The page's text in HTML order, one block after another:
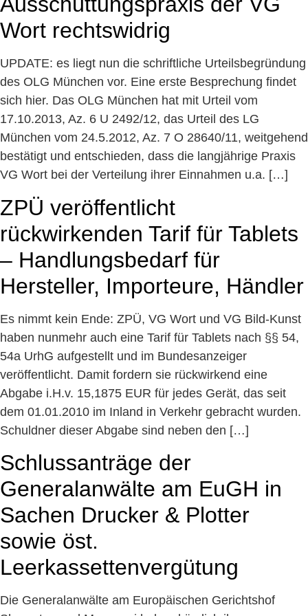
Wort rechtswidrig
UPDATE: es liegt nun die schriftliche Urteilsbegründung
des OLG München vor. Eine erste Besprechung findet
sich hier. Das OLG München hat mit Urteil vom
17.10.2013, Az. 6 U 2492/12, das Urteil des LG
München vom 24.5.2012, Az. 7 O 28640/11, weitgehend
bestätigt und entschieden, dass die langjährige Praxis
VG Wort bei der Verteilung ihrer Einnahmen u.a. […]
ZPÜ veröffentlicht
rückwirkenden Tarif für Tablets
– Handlungsbedarf für
Hersteller, Importeure, Händler
Es nimmt kein Ende: ZPÜ, VG Wort und VG Bild-Kunst
haben nunmehr auch eine Tarif für Tablets nach §§ 54,
54a UrhG aufgestellt und im Bundesanzeiger
veröffentlicht. Damit fordern sie rückwirkend eine
Abgabe i.H.v. 15,1875 EUR für jedes Gerät, das seit
dem 01.01.2010 im Inland in Verkehr gebracht wurden.
Schuldner dieser Abgabe sind neben den […]
Schlussanträge der
Generalanwälte am EuGH in
Sachen Drucker & Plotter
sowie öst.
Leerkassettenvergütung
Die Generalanwälte am Europäischen Gerichtshof